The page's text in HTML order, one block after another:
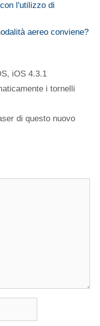
l'utilizzo di
aereo conviene?
, iOS 4.3.1
i tornelli
di questo nuovo